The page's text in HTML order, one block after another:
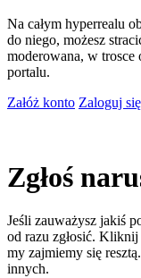
Na całym hyperrealu
do niego, możesz
moderowana, w
portalu.
Załóż konto Zaloguj się
Zgłoś
Jeśli zauważysz jakiś
od razu zgłosić.
my zajmiemy się
innych.